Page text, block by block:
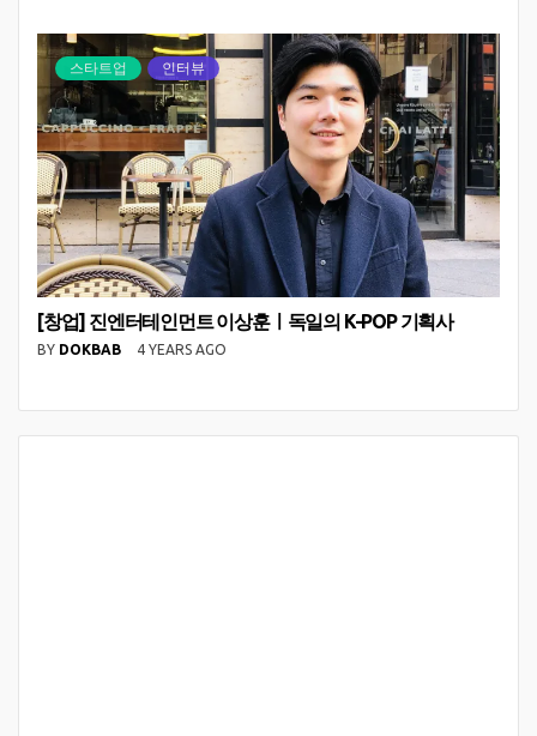
스타트업 인터뷰
[창업] 진엔터테인먼트 이상훈ㅣ독일의 K-POP 기획사
BY DOKBAB 4 YEARS AGO